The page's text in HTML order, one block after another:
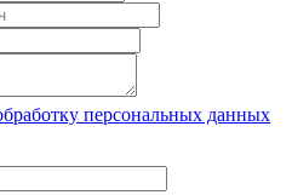
персональных данных